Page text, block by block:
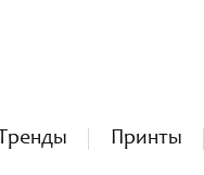
Тренды Принты